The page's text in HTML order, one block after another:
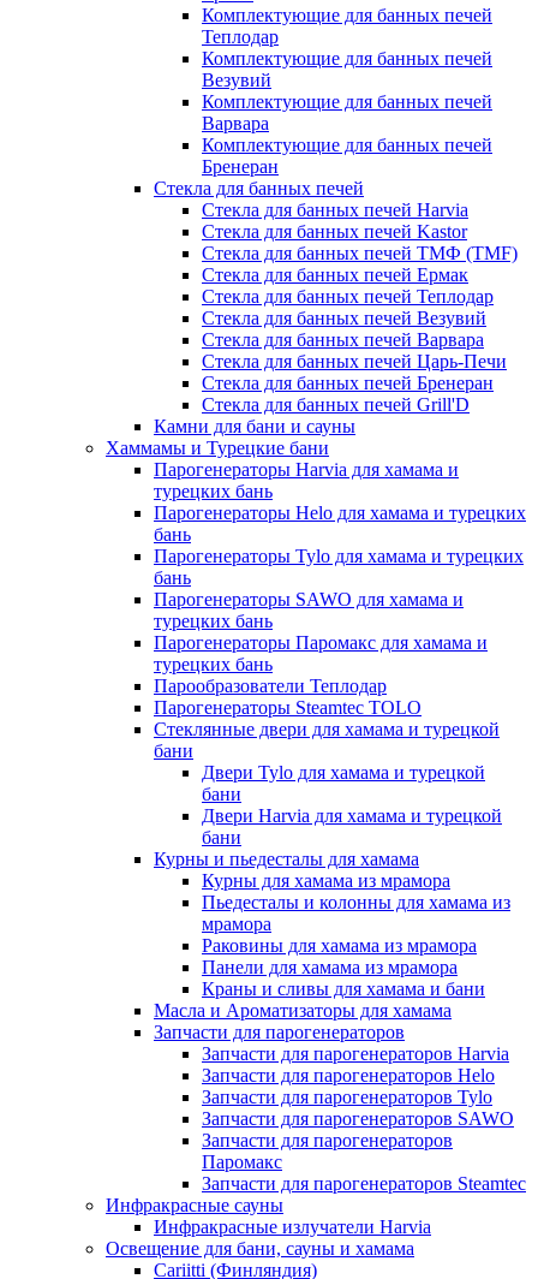
Комплектующие для банных печей
Теплодар
Комплектующие для банных печей
Везувий
Комплектующие для банных печей
Варвара
Комплектующие для банных печей
Бренеран
Стекла для банных печей
Стекла для банных печей Harvia
Стекла для банных печей Kastor
Стекла для банных печей ТМФ (TMF)
Стекла для банных печей Ермак
Стекла для банных печей Теплодар
Стекла для банных печей Везувий
Стекла для банных печей Варвара
Стекла для банных печей Царь-Печи
Стекла для банных печей Бренеран
Стекла для банных печей Grill'D
Камни для бани и сауны
Хаммамы и Турецкие бани
Парогенераторы Harvia для хамама и
турецких бань
Парогенераторы Helo для хамама и турецких
бань
Парогенераторы Tylo для хамама и турецких
бань
Парогенераторы SAWO для хамама и
турецких бань
Парогенераторы Паромакс для хамама и
турецких бань
Парообразователи Теплодар
Парогенераторы Steamtec TOLO
Стеклянные двери для хамама и турецкой
бани
Двери Tylo для хамама и турецкой
бани
Двери Harvia для хамама и турецкой
бани
Курны и пьедесталы для хамама
Курны для хамама из мрамора
Пьедесталы и колонны для хамама из
мрамора
Раковины для хамама из мрамора
Панели для хамама из мрамора
Краны и сливы для хамама и бани
Масла и Ароматизаторы для хамама
Запчасти для парогенераторов
Запчасти для парогенераторов Harvia
Запчасти для парогенераторов Helo
Запчасти для парогенераторов Tylo
Запчасти для парогенераторов SAWO
Запчасти для парогенераторов
Паромакс
Запчасти для парогенераторов Steamtec
Инфракрасные сауны
Инфракрасные излучатели Harvia
Освещение для бани, сауны и хамама
Cariitti (Финляндия)